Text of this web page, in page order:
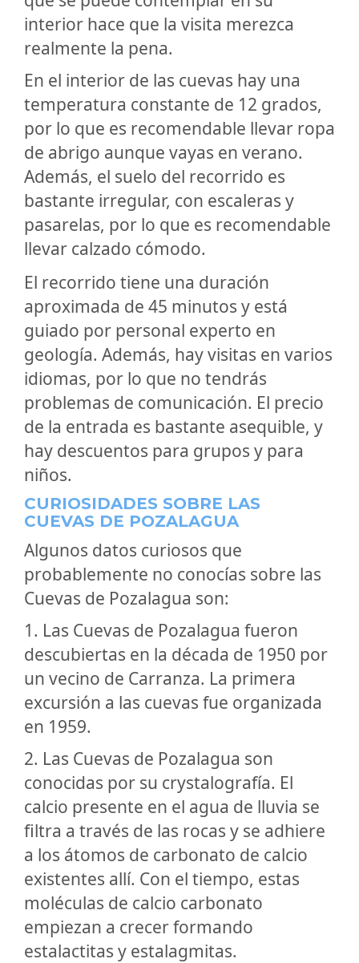
interior hace que la visita merezca
realmente la pena.
En el interior de las cuevas hay una
temperatura constante de 12 grados,
por lo que es recomendable llevar ropa
de abrigo aunque vayas en verano.
Además, el suelo del recorrido es
bastante irregular, con escaleras y
pasarelas, por lo que es recomendable
llevar calzado cómodo.
El recorrido tiene una duración
aproximada de 45 minutos y está
guiado por personal experto en
geología. Además, hay visitas en varios
idiomas, por lo que no tendrás
problemas de comunicación. El precio
de la entrada es bastante asequible, y
hay descuentos para grupos y para
niños.
CURIOSIDADES SOBRE LAS
CUEVAS DE POZALAGUA
Algunos datos curiosos que
probablemente no conocías sobre las
Cuevas de Pozalagua son:
1. Las Cuevas de Pozalagua fueron
descubiertas en la década de 1950 por
un vecino de Carranza. La primera
excursión a las cuevas fue organizada
en 1959.
2. Las Cuevas de Pozalagua son
conocidas por su crystalografía. El
calcio presente en el agua de lluvia se
filtra a través de las rocas y se adhiere
a los átomos de carbonato de calcio
existentes allí. Con el tiempo, estas
moléculas de calcio carbonato
empiezan a crecer formando
estalactitas y estalagmitas.